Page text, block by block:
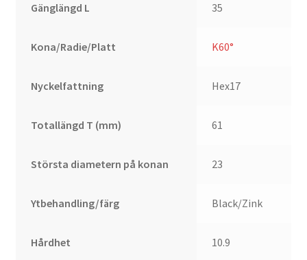
Gänglängd L 35
Kona/Radie/Platt K60°
Nyckelfattning Hex17
Totallängd T (mm) 61
Största diametern på konan 23
Ytbehandling/färg Black/Zink
Hårdhet 10.9